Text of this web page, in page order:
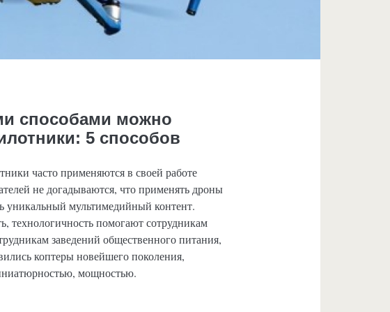
способами можно
5 способов
часто применяются в своей работе
не догадываются, что применять дроны
уникальный мультимедийный контент.
технологичность помогают сотрудникам
заведений общественного питания,
коптеры новейшего поколения,
мощностью.